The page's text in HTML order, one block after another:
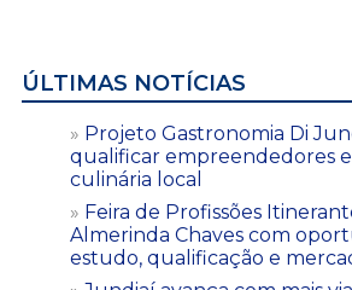
ÚLTIMAS NOTÍCIAS
Projeto Gastronomia Di
qualificar empreendedores
culinária local
Feira de Profissões
Almerinda Chaves com
estudo, qualificação e